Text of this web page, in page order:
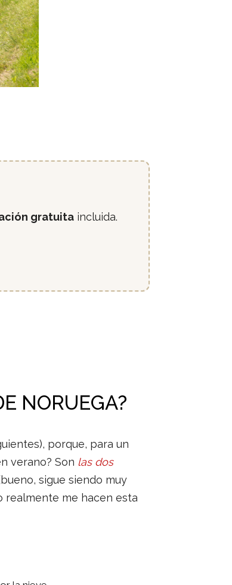
gratuita incluida.
NORUEGA?
porque, para un
verano? Son las dos
sigue siendo muy
realmente me hacen esta